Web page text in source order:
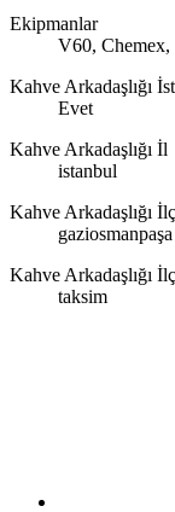
Ekipmanlar
V60,
Kahve Arkadaşlığı
Evet
Kahve Arkadaşlığı İl
istanbul
Kahve Arkadaşlığı
gaziosmanpaşa
Kahve Arkadaşlığı
taksim